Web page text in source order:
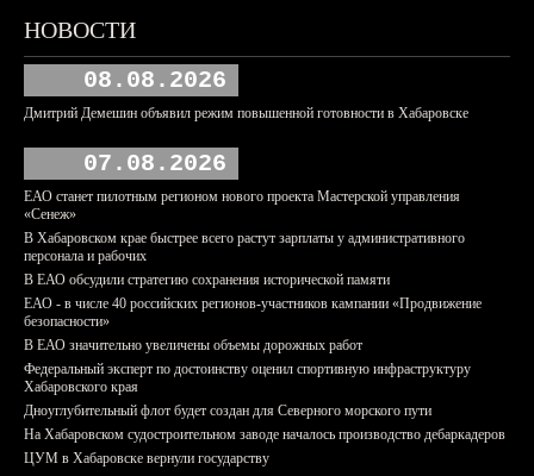
НОВОСТИ
08.08.2026
Дмитрий Демешин объявил режим повышенной готовности в Хабаровске
07.08.2026
ЕАО станет пилотным регионом нового проекта Мастерской управления
«Сенеж»
В Хабаровском крае быстрее всего растут зарплаты у административного
персонала и рабочих
В ЕАО обсудили стратегию сохранения исторической памяти
ЕАО - в числе 40 российских регионов-участников кампании «Продвижение
безопасности»
В ЕАО значительно увеличены объемы дорожных работ
Федеральный эксперт по достоинству оценил спортивную инфраструктуру
Хабаровского края
Дноуглубительный флот будет создан для Северного морского пути
На Хабаровском судостроительном заводе началось производство дебаркадеров
ЦУМ в Хабаровске вернули государству